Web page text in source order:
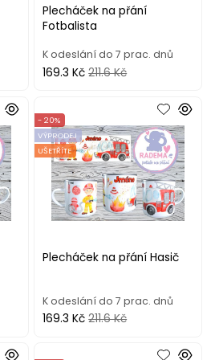
Plecháček na přání
Fotbalista
K odeslání do 7 prac. dnů
169.3 Kč 211.6 Kč
Plecháček na přání Hasič
- 20%
VÝPRODEJ
UŠETŘÍTE
K odeslání do 7 prac. dnů
169.3 Kč 211.6 Kč